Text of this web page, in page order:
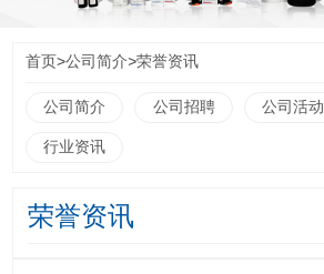
首页>公司简介>荣誉资讯
公司简介 公司招聘 公司活动
行业资讯
荣誉资讯